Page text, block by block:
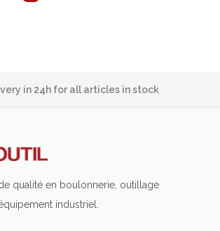
in 24h for all articles in stock
qualité en boulonnerie, outillage
industriel.